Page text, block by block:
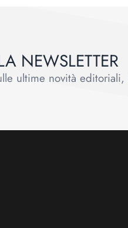
NEWSLETTER
ultime novità